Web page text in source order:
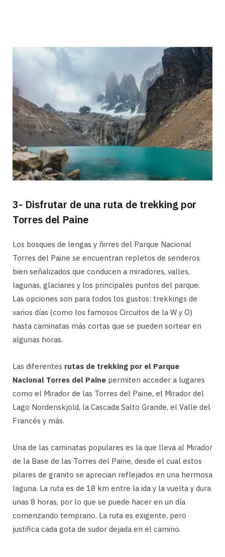
3- Disfrutar de una ruta de trekking por
Torres del Paine
Los bosques de lengas y ñirres del Parque Nacional
Torres del Paine se encuentran repletos de senderos
bien señalizados que conducen a miradores, valles,
lagunas, glaciares y los principales puntos del parque.
Las opciones son para todos los gustos: trekkings de
varios días (como los famosos Circuitos de la W y O)
hasta caminatas más cortas que se pueden sortear en
algunas horas.
Las diferentes rutas de trekking por el Parque
Nacional Torres del Paine permiten acceder a lugares
como el Mirador de las Torres del Paine, el Mirador del
Lago Nordenskjold, la Cascada Salto Grande, el Valle del
Francés y más.
Una de las caminatas populares es la que lleva al Mirador
de la Base de las Torres del Paine, desde el cual estos
pilares de granito se aprecian reflejados en una hermosa
laguna. La ruta es de 18 km entre la ida y la vuelta y dura
unas 8 horas, por lo que se puede hacer en un día
comenzando temprano. La ruta es exigente, pero
justifica cada gota de sudor dejada en el camino.